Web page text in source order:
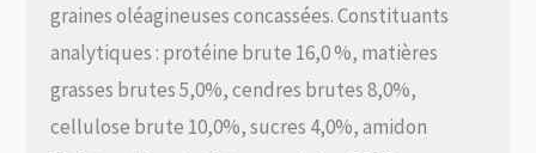
graines oléagineuses concassées. Constituants
analytiques : protéine brute 16,0 %, matières
grasses brutes 5,0%, cendres brutes 8,0%,
cellulose brute 10,0%, sucres 4,0%, amidon